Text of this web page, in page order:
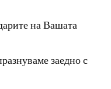
на Вашата
заедно с